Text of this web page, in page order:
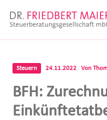
Inhalt
Steuern 24.11.2022 Von
BFH: